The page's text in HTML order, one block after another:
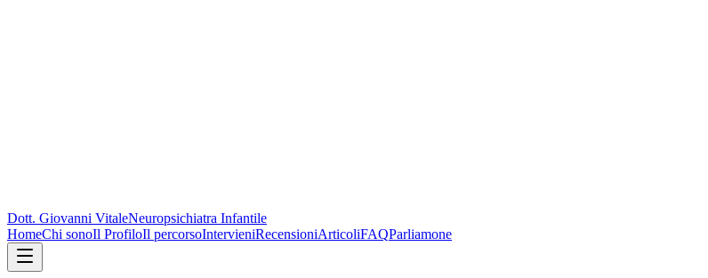
Dott. Giovanni VitaleNeuropsichiatra Infantile
HomeChi sonoIl ProfiloIl percorsoIntervieniRecensioniArticoliFAQParliamone